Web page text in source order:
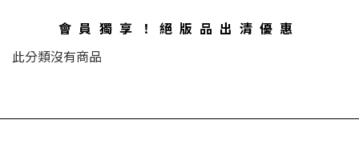
會員獨享！絕版品出清優惠
此分類沒有商品